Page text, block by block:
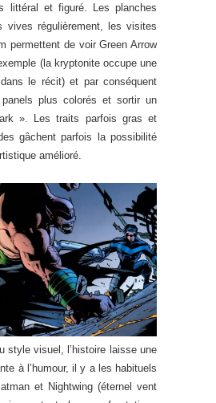
littéral et figuré. Les planches
vives régulièrement, les visites
permettent de voir Green Arrow
(la kryptonite occupe une
le récit) et par conséquent
plus colorés et sortir un
». Les traits parfois gras et
gâchent parfois la possibilité
amélioré.
style visuel, l’histoire laisse une
à l’humour, il y a les habituels
et Nightwing (éternel vent